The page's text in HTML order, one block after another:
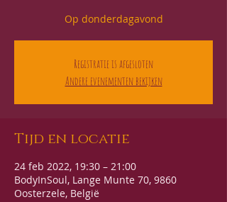
Op donderdagavond
Registratie is afgesloten
Andere evenementen bekijken
Tijd en locatie
24 feb 2022, 19:30 – 21:00
BodyInSoul, Lange Munte 70, 9860
Oosterzele, België